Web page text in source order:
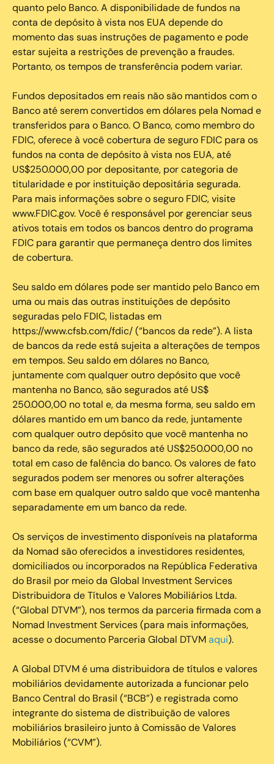
quanto pelo Banco. A disponibilidade de fundos na
conta de depósito à vista nos EUA depende do
momento das suas instruções de pagamento e pode
estar sujeita a restrições de prevenção a fraudes.
Portanto, os tempos de transferência podem variar.
Fundos depositados em reais não são mantidos com o
Banco até serem convertidos em dólares pela Nomad e
transferidos para o Banco. O Banco, como membro do
FDIC, oferece à você cobertura de seguro FDIC para os
fundos na conta de depósito à vista nos EUA, até
US$250.000,00 por depositante, por categoria de
titularidade e por instituição depositária segurada.
Para mais informações sobre o seguro FDIC, visite
www.FDIC.gov. Você é responsável por gerenciar seus
ativos totais em todos os bancos dentro do programa
FDIC para garantir que permaneça dentro dos limites
de cobertura.
Seu saldo em dólares pode ser mantido pelo Banco em
uma ou mais das outras instituições de depósito
seguradas pelo FDIC, listadas em
https://www.cfsb.com/fdic/ (“bancos da rede”). A lista
de bancos da rede está sujeita a alterações de tempos
em tempos. Seu saldo em dólares no Banco,
juntamente com qualquer outro depósito que você
mantenha no Banco, são segurados até US$
250.000,00 no total e, da mesma forma, seu saldo em
dólares mantido em um banco da rede, juntamente
com qualquer outro depósito que você mantenha no
banco da rede, são segurados até US$250.000,00 no
total em caso de falência do banco. Os valores de fato
segurados podem ser menores ou sofrer alterações
com base em qualquer outro saldo que você mantenha
separadamente em um banco da rede.
Os serviços de investimento disponíveis na plataforma
da Nomad são oferecidos a investidores residentes,
domiciliados ou incorporados na República Federativa
do Brasil por meio da Global Investment Services
Distribuidora de Títulos e Valores Mobiliários Ltda.
(“Global DTVM”), nos termos da parceria firmada com a
Nomad Investment Services (para mais informações,
acesse o documento Parceria Global DTVMaqui).
A Global DTVM é uma distribuidora de títulos e valores
mobiliários devidamente autorizada a funcionar pelo
Banco Central do Brasil (“BCB”) e registrada como
integrante do sistema de distribuição de valores
mobiliários brasileiro junto à Comissão de Valores
Mobiliários (“CVM”).